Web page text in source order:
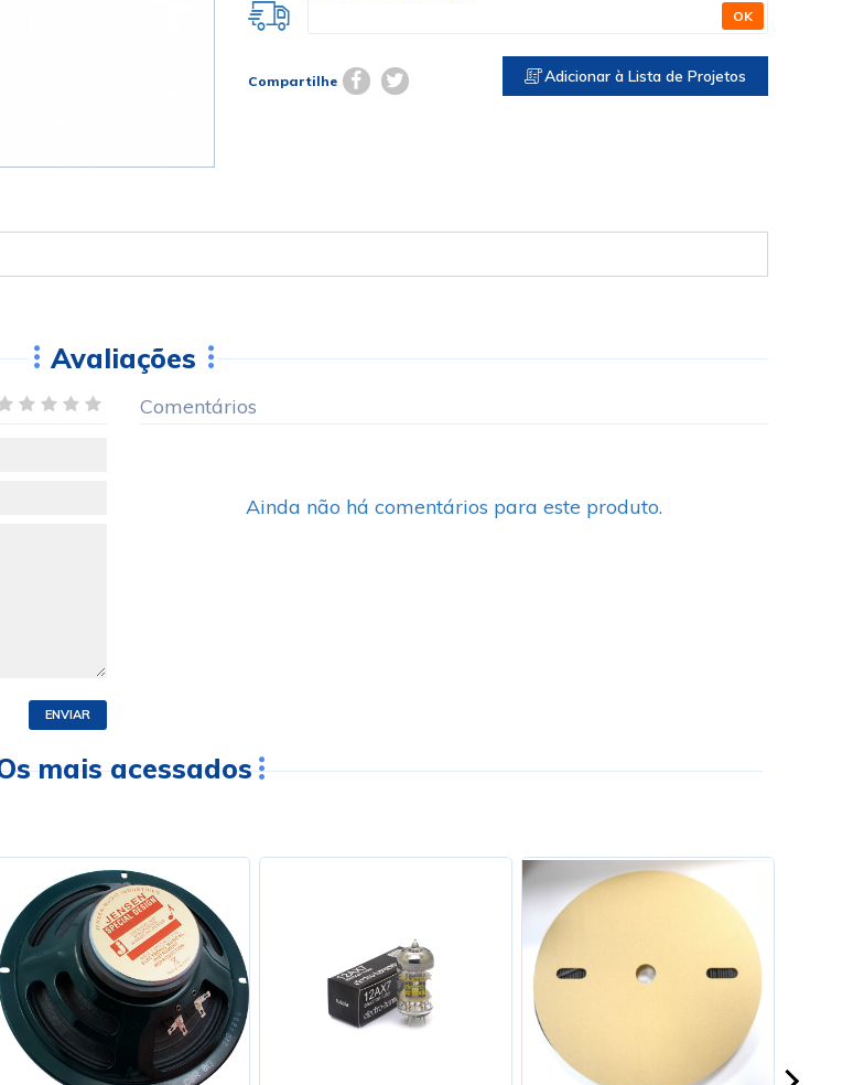
OK
Compartilhe Adicionar à Lista de Projetos
Avaliações
ENVIAR
Comentários
Ainda não há comentários para este produto.
mais acessados